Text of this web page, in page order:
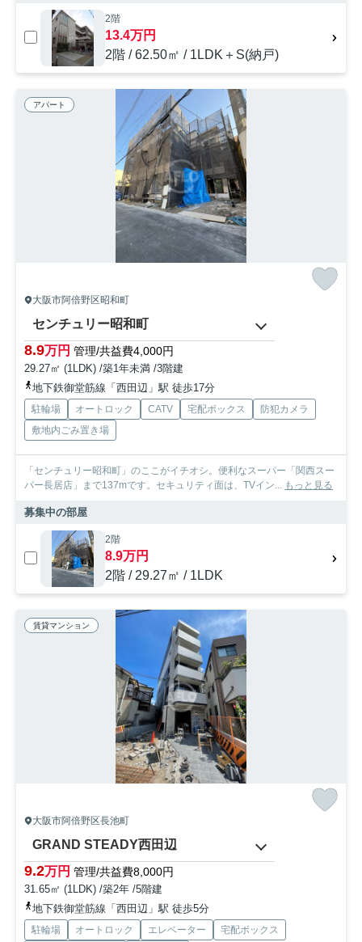
2階
13.4万円
2階 / 62.50㎡ / 1LDK＋S(納戸)
アパート
大阪市阿倍野区昭和町
センチュリー昭和町
8.9万円 管理/共益費4,000円
29.27㎡ (1LDK) /築1年未満 /3階建
地下鉄御堂筋線「西田辺」駅 徒歩17分
駐輪場 オートロック CATV 宅配ボックス
防犯カメラ
敷地内ごみ置き場
「センチュリー昭和町」のここがイチオシ。便利なスーパー「関西スー
パー長居店」まで137mです。セキュリティ面は、TVイン... もっと見る
募集中の部屋
2階
8.9万円
2階 / 29.27㎡ / 1LDK
賃貸マンション
大阪市阿倍野区長池町
GRAND STEADY西田辺
9.2万円 管理/共益費8,000円
31.65㎡ (1LDK) /築2年 /5階建
地下鉄御堂筋線「西田辺」駅 徒歩5分
駐輪場 オートロック エレベーター
宅配ボックス